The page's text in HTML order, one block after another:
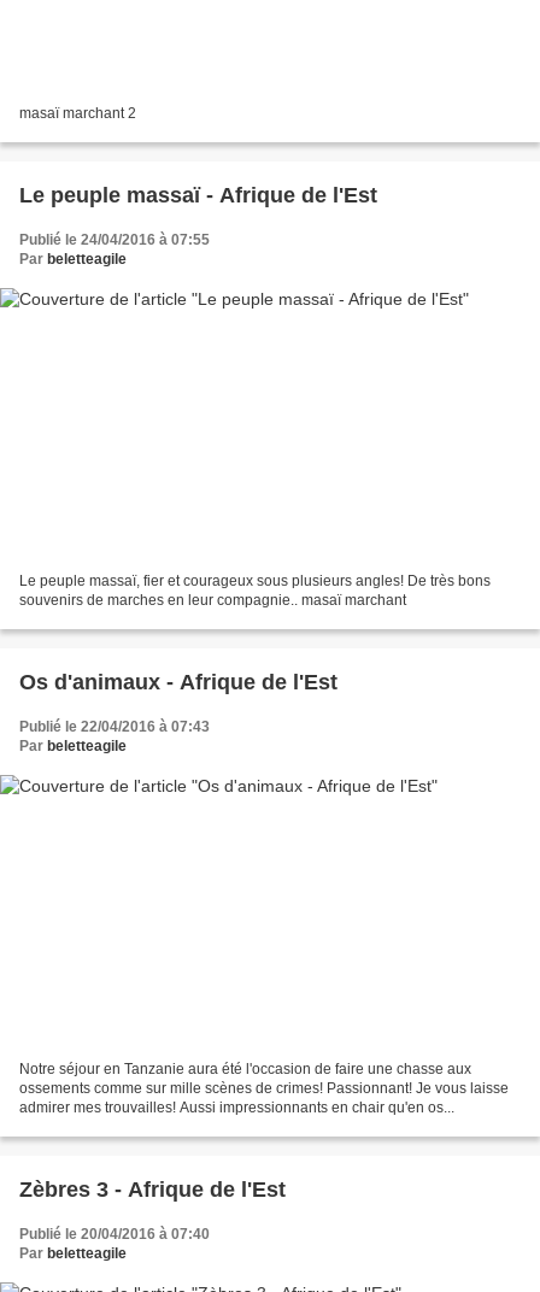
masaï marchant 2
Le peuple massaï - Afrique de l'Est
Publié le 24/04/2016 à 07:55
Par beletteagile
Le peuple massaï, fier et courageux sous plusieurs angles! De très bons
souvenirs de marches en leur compagnie.. masaï marchant
Os d'animaux - Afrique de l'Est
Publié le 22/04/2016 à 07:43
Par beletteagile
Notre séjour en Tanzanie aura été l'occasion de faire une chasse aux
ossements comme sur mille scènes de crimes! Passionnant! Je vous laisse
admirer mes trouvailles! Aussi impressionnants en chair qu'en os...
Zèbres 3 - Afrique de l'Est
Publié le 20/04/2016 à 07:40
Par beletteagile